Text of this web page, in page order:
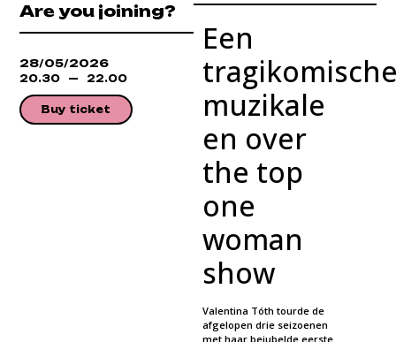
Are you joining?
28/05/2026
20.30 22.00
Buy ticket
Een
muzikale
en over
the top
one
woman
show
Valentina Tóth tourde de
afgelopen drie seizoenen
met haar bejubelde eerste